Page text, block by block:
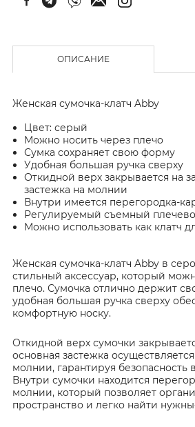
ОПИСАНИЕ
Женская сумочка-клатч Abby
Цвет: серый
Можно носить через плечо
Сумка сохраняет свою форму
Удобная большая ручка сверху
Откидной верх закрывается на
застежка на молнии
Внутри имеется перегородка-
Регулируемый съемный
Можно использовать как клатч
Женская сумочка-клатч Abby в
стильный аксессуар, который
плечо. Сумочка отлично держит
удобная большая ручка сверху
комфортную носку.
Откидной верх сумочки
основная застежка
молнии, гарантируя
Внутри сумочки находится
молнии, который позволяет
пространство и легко найти